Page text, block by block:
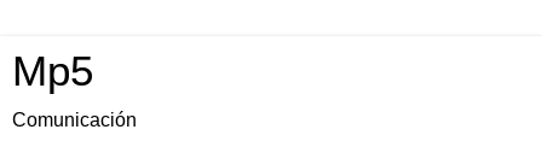
Mp5
Comunicación